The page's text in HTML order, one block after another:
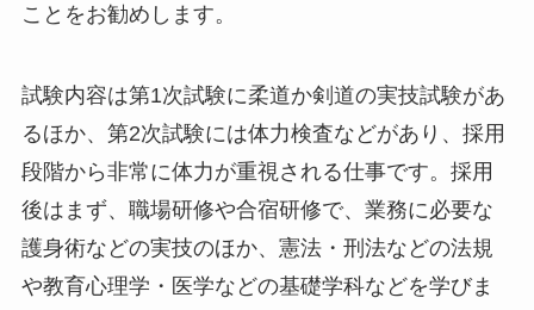
ことをお勧めします。
試験内容は第1次試験に柔道か剣道の実技試験があ
るほか、第2次試験には体力検査などがあり、採用
段階から非常に体力が重視される仕事です。採用
後はまず、職場研修や合宿研修で、業務に必要な
護身術などの実技のほか、憲法・刑法などの法規
や教育心理学・医学などの基礎学科などを学びま